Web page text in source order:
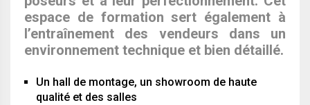
espace de formation sert également à
l’entraînement des vendeurs dans un
environnement technique et bien détaillé.
Un hall de montage, un showroom de haute
qualité et des salles